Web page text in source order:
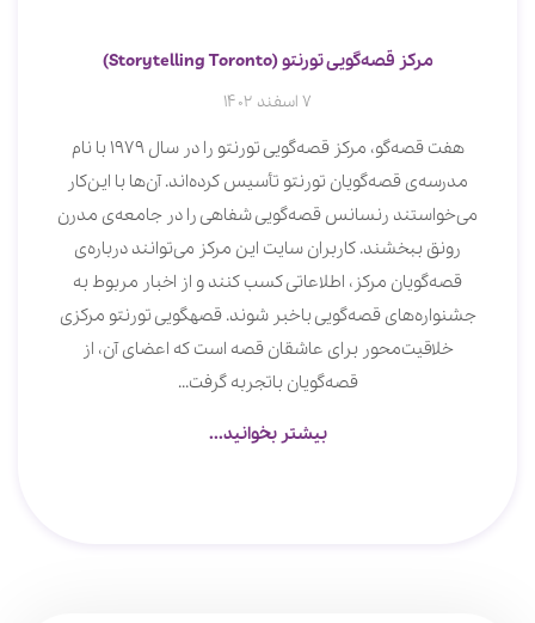
مرکز قصه‌گویی تورنتو (Storytelling Toronto)
7 اسفند 1402
هفت قصه‌گو، مرکز قصه‌گویی تورنتو را در سال 1979 با نام
مدرسه‌ی قصه‌گویان تورنتو تأسیس کرده‌اند. آن‌ها با این‌کار
می‌خواستند رنسانس قصه‌گویی شفاهی را در جامعه‌ی مدرن
رونق ببخشند. کاربران سایت این مرکز می‌توانند درباره‌ی
قصه‌گویان مرکز، اطلاعاتی کسب کنند و از اخبار مربوط به
جشنواره‌های قصه‌‎گویی باخبر شوند. قصه‎گویی تورنتو مرکزی
خلاقیت‌محور برای عاشقان قصه است که اعضای آن، از
قصه‌گویان باتجربه گرفت...
بیشتر بخوانید...